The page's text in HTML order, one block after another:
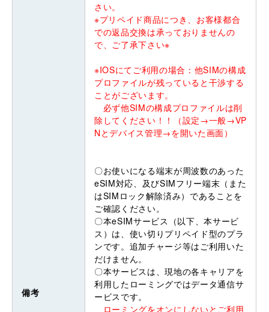
備考
さい。
※プリペイド商品につき、お客様都合
での返品交換は承っておりませんの
で、ご了承下さい※
※IOSにてご利用の場合：他SIMの構成
プロファイルが残っていると干渉する
ことがございます。
必ず他SIMの構成プロファイルは削
除してください！！（設定→一般→VP
Nとデバイス管理→を開いた画面）
〇お使いになる端末が周波数のあった
eSIM対応、及びSIMフリー端末（また
はSIMロック解除済み）であることを
ご確認ください。
〇本eSIMサービス（以下、本サービ
ス）は、使い切りプリペイド型のプラ
ンです。追加チャージ等はご利用いた
だけません。
〇本サービスは、現地の各キャリアを
利用したローミングではデータ通信サ
ービスです。
ローミングをオンにしないとご利用